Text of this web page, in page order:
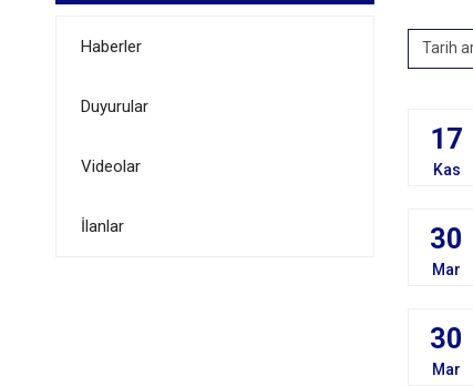
Haberler
Duyurular
Videolar
İlanlar
Tarih
17
Kas
30
Mar
30
Mar